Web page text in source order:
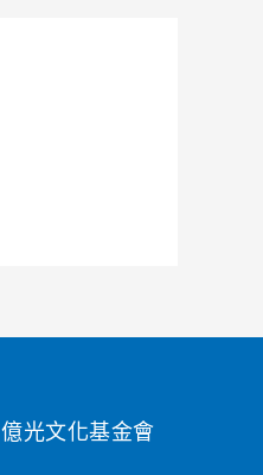
億光文化基金會